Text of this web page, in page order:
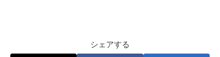
シェアする